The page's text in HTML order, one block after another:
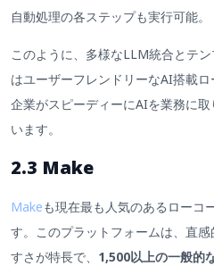
自動処理の各ステップも実行可能。
このように、多様なLLM統合とテ
はユーザーフレンドリーなAI搭載
企業がスピーディーにAIを業務に
います。
2.3 Make
Makeも現在最も人気のあるローコ
す。このプラットフォームは、直
すさが特長で、 1,500以上の一般的